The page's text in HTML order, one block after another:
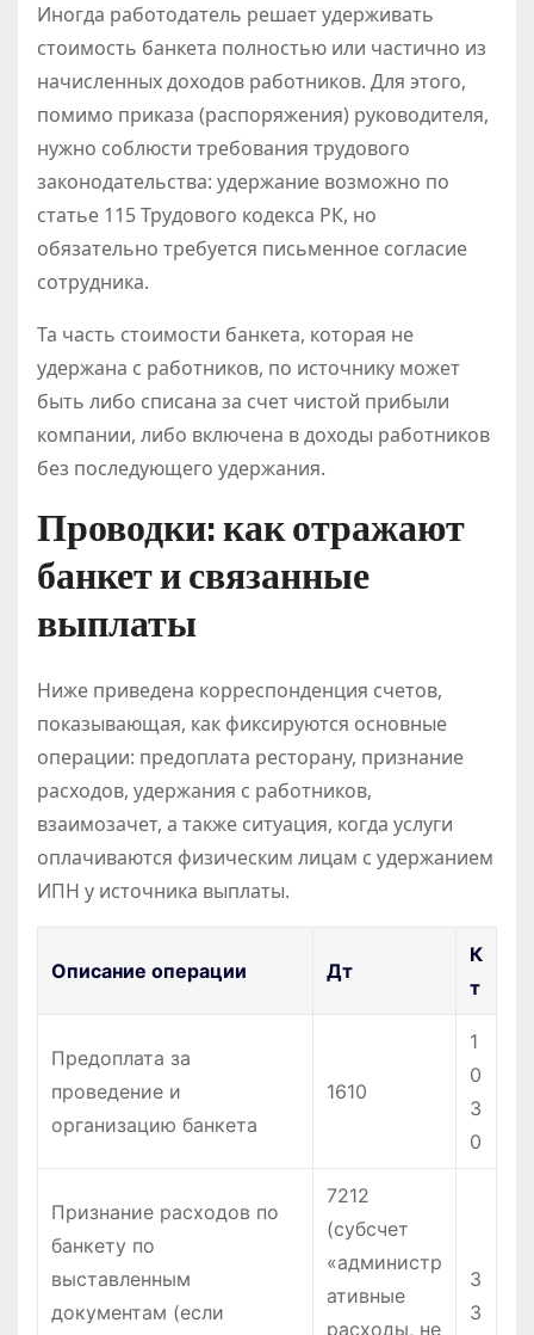
Иногда работодатель решает удерживать
стоимость банкета полностью или частично из
начисленных доходов работников. Для этого,
помимо приказа (распоряжения) руководителя,
нужно соблюсти требования трудового
законодательства: удержание возможно по
статье 115 Трудового кодекса РК, но
обязательно требуется письменное согласие
сотрудника.
Та часть стоимости банкета, которая не
удержана с работников, по источнику может
быть либо списана за счет чистой прибыли
компании, либо включена в доходы работников
без последующего удержания.
Проводки: как отражают
банкет и связанные
выплаты
Ниже приведена корреспонденция счетов,
показывающая, как фиксируются основные
операции: предоплата ресторану, признание
расходов, удержания с работников,
взаимозачет, а также ситуация, когда услуги
оплачиваются физическим лицам с удержанием
ИПН у источника выплаты.
Описание операции Дт
К
т
Предоплата за
проведение и
организацию банкета
1610
1
0
3
0
Признание расходов по
банкету по
выставленным
документам (если
7212
(субсчет
«администр
ативные
расходы, не
3
3